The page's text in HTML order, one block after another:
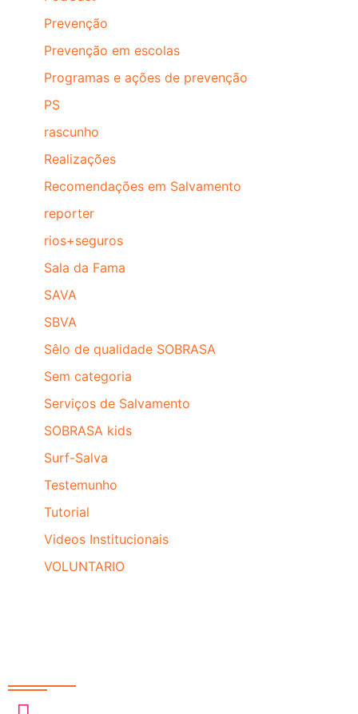
Prevenção
Prevenção em escolas
Programas e ações de prevenção
PS
rascunho
Realizações
Recomendações em Salvamento
reporter
rios+seguros
Sala da Fama
SAVA
SBVA
Sêlo de qualidade SOBRASA
Sem categoria
Serviços de Salvamento
SOBRASA kids
Surf-Salva
Testemunho
Tutorial
Videos Institucionais
VOLUNTARIO